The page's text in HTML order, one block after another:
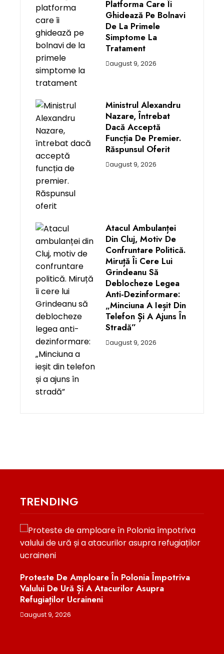
Platforma Care Îi
Ghidează Pe Bolnavi
De La Primele
Simptome La
Tratament
august 9, 2026
Ministrul Alexandru
Nazare, Întrebat
Dacă Acceptă
Funcția De Premier.
Răspunsul Oferit
august 9, 2026
Atacul Ambulanței
Din Cluj, Motiv De
Confruntare Politică.
Miruță Îi Cere Lui
Grindeanu Să
Deblocheze Legea
Anti-Dezinformare:
„Minciuna A Ieșit Din
Telefon Și A Ajuns În
Stradă”
august 9, 2026
TRENDING
Proteste De Amploare În Polonia Împotriva
Valului De Ură Și A Atacurilor Asupra
Refugiaților Ucraineni
august 9, 2026